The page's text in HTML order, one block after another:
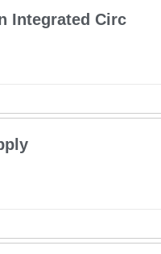
Integrated Circ